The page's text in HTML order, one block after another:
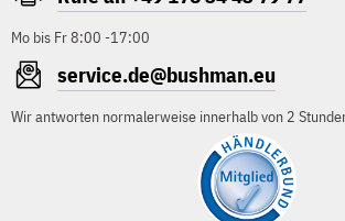
Mo bis Fr 8:00 -17:00
service.de@bushman.eu
Wir antworten normalerweise innerhalb von 2